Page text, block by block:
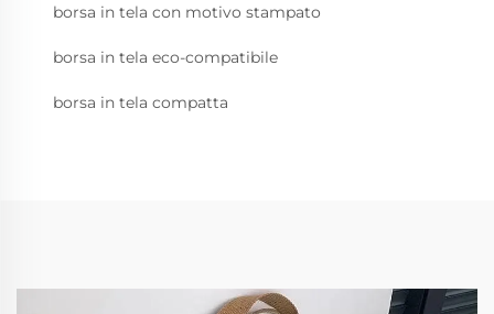
borsa in tela con motivo stampato
borsa in tela eco-compatibile
borsa in tela compatta